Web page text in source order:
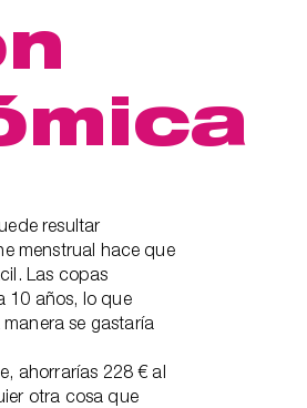
resultar
menstrual hace que
Las copas
10 años, lo que
se gastaría
ahorrarías 228 € al
otra cosa que